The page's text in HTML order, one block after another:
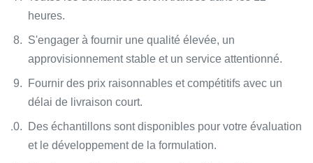
heures.
S'engager à fournir une qualité élevée, un
approvisionnement stable et un service attentionné.
Fournir des prix raisonnables et compétitifs avec un
délai de livraison court.
Des échantillons sont disponibles pour votre évaluation
et le développement de la formulation.